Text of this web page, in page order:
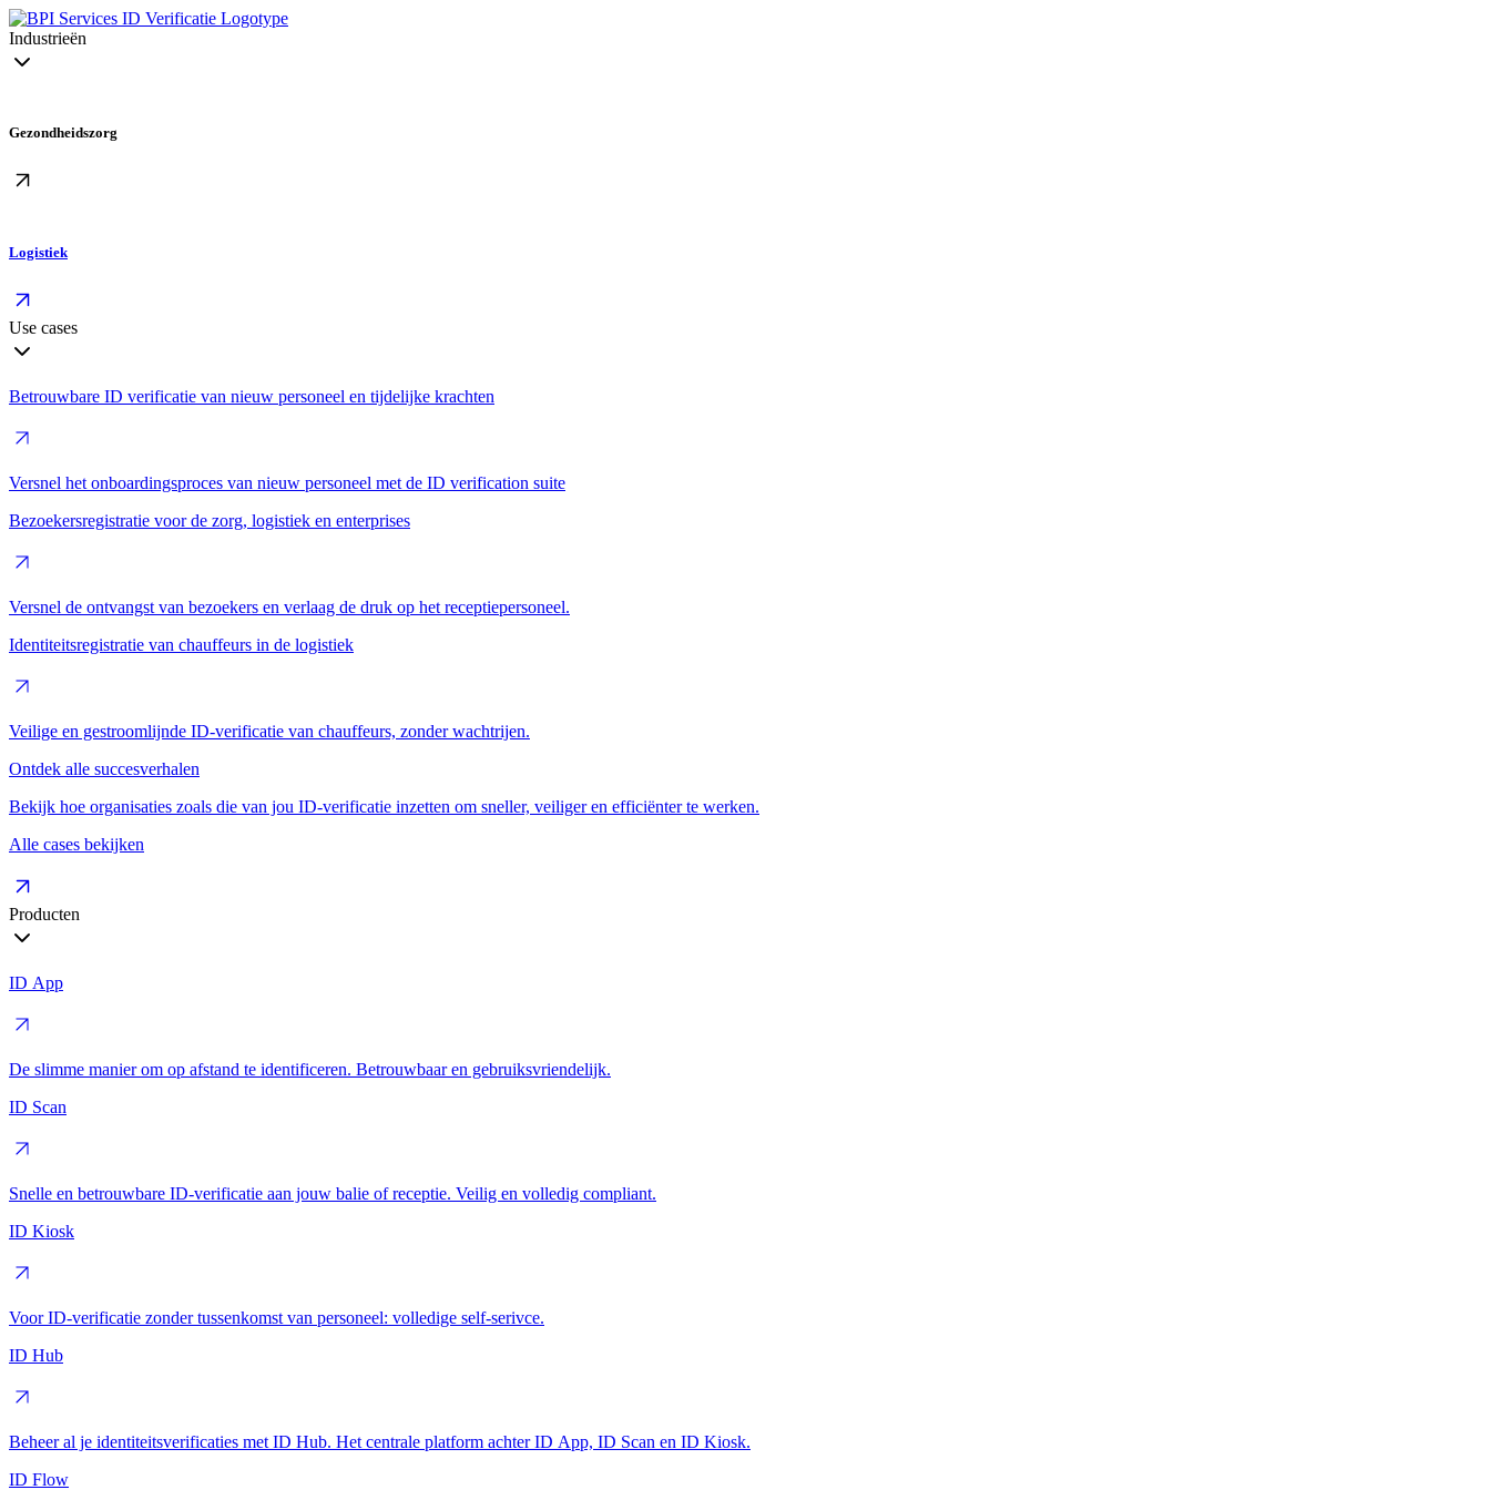
Industrieën
Gezondheidszorg
Logistiek
Use cases
Betrouwbare ID verificatie van nieuw personeel en tijdelijke krachten
Versnel het onboardingsproces van nieuw personeel met de ID verification suite
Bezoekersregistratie voor de zorg, logistiek en enterprises
Versnel de ontvangst van bezoekers en verlaag de druk op het receptiepersoneel.
Identiteitsregistratie van chauffeurs in de logistiek
Veilige en gestroomlijnde ID-verificatie van chauffeurs, zonder wachtrijen.
Ontdek alle succesverhalen
Bekijk hoe organisaties zoals die van jou ID-verificatie inzetten om sneller, veiliger en efficiënter te werken.
Alle cases bekijken
Producten
ID App
De slimme manier om op afstand te identificeren. Betrouwbaar en gebruiksvriendelijk.
ID Scan
Snelle en betrouwbare ID-verificatie aan jouw balie of receptie. Veilig en volledig compliant.
ID Kiosk
Voor ID-verificatie zonder tussenkomst van personeel: volledige self-serivce.
ID Hub
Beheer al je identiteitsverificaties met ID Hub. Het centrale platform achter ID App, ID Scan en ID Kiosk.
ID Flow